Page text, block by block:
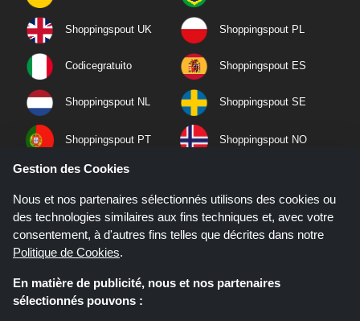
Shoppingspout UK Shoppingspout PL
Codicegratuito Shoppingspout ES
Shoppingspout NL Shoppingspout SE
Shoppingspout PT Shoppingspout NO
Gestion des Cookies
Nous et nos partenaires sélectionnés utilisons des cookies ou
des technologies similaires aux fins techniques et, avec votre
consentement, à d'autres fins telles que décrites dans notre
Politique de Cookies.
En matière de publicité, nous et nos partenaires
sélectionnés pouvons :